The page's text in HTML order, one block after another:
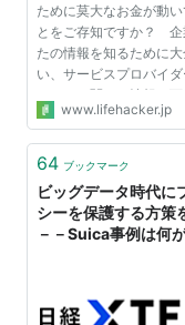
ために莫大なお金が動い
とをご存知ですか？ 企
たの情報を知るために
い、サービスプロバイダ
あなたに関する情報を可
集めようと必死になって
彼らの手から守ります
www.lifehacker.jp
64 ブックマーク
ビッグデータ時代に
シーを保護する方策
－－Suica事例は何